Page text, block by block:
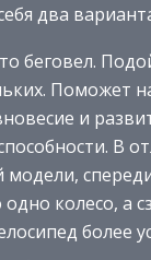
два
беговел.
Поможет
и
В
колесо, а
более